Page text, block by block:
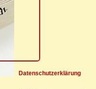
Datenschutzerklärung